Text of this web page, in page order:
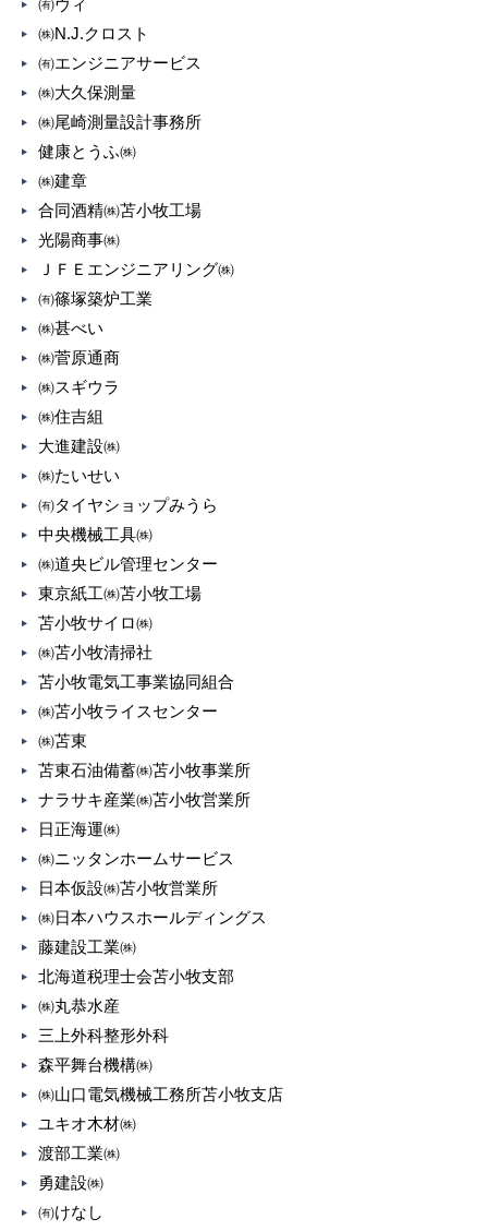
㈲ヴィ
㈱N.J.クロスト
㈲エンジニアサービス
㈱大久保測量
㈱尾崎測量設計事務所
健康とうふ㈱
㈱建章
合同酒精㈱苫小牧工場
光陽商事㈱
ＪＦＥエンジニアリング㈱
㈲篠塚築炉工業
㈱甚べい
㈱菅原通商
㈱スギウラ
㈱住吉組
大進建設㈱
㈱たいせい
㈲タイヤショップみうら
中央機械工具㈱
㈱道央ビル管理センター
東京紙工㈱苫小牧工場
苫小牧サイロ㈱
㈱苫小牧清掃社
苫小牧電気工事業協同組合
㈱苫小牧ライスセンター
㈱苫東
苫東石油備蓄㈱苫小牧事業所
ナラサキ産業㈱苫小牧営業所
日正海運㈱
㈱ニッタンホームサービス
日本仮設㈱苫小牧営業所
㈱日本ハウスホールディングス
藤建設工業㈱
北海道税理士会苫小牧支部
㈱丸恭水産
三上外科整形外科
森平舞台機構㈱
㈱山口電気機械工務所苫小牧支店
ユキオ木材㈱
渡部工業㈱
勇建設㈱
㈲けなし